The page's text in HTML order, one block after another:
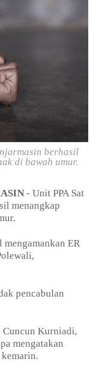
berhasil
di bawah umur.
- Unit PPA Sat
menangkap
ER
pencabulan
Cuncun Kurniadi,
mengatakan